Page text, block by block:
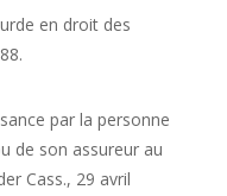
en droit des
par la personne
de son assureur au
Cass., 29 avril